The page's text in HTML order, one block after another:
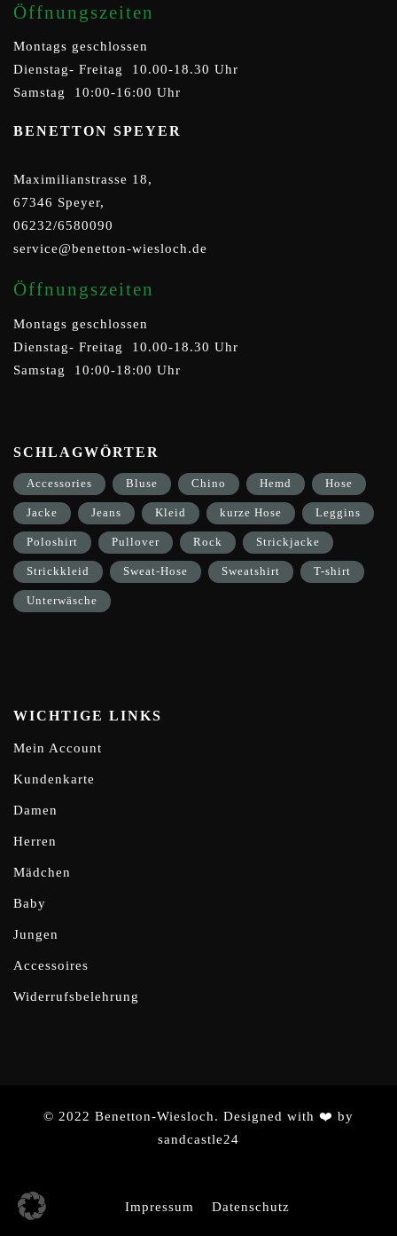
Öffnungszeiten
Montags geschlossen
Dienstag- Freitag 10.00-18.30 Uhr
Samstag 10:00-16:00 Uhr
BENETTON SPEYER
Maximilianstrasse 18,
67346 Speyer,
06232/6580090
service@benetton-wiesloch.de
Öffnungszeiten
Montags geschlossen
Dienstag- Freitag 10.00-18.30 Uhr
Samstag 10:00-18:00 Uhr
SCHLAGWÖRTER
Accessories Bluse Chino Hemd Hose
Jacke Jeans Kleid kurze Hose Leggins
Poloshirt Pullover Rock Strickjacke
Strickkleid Sweat-Hose Sweatshirt T-shirt
Unterwäsche
WICHTIGE LINKS
Mein Account
Kundenkarte
Damen
Herren
Mädchen
Baby
Jungen
Accessoires
Widerrufsbelehrung
© 2022 Benetton-Wiesloch. Designed with ❤️ by
sandcastle24
Impressum Datenschutz